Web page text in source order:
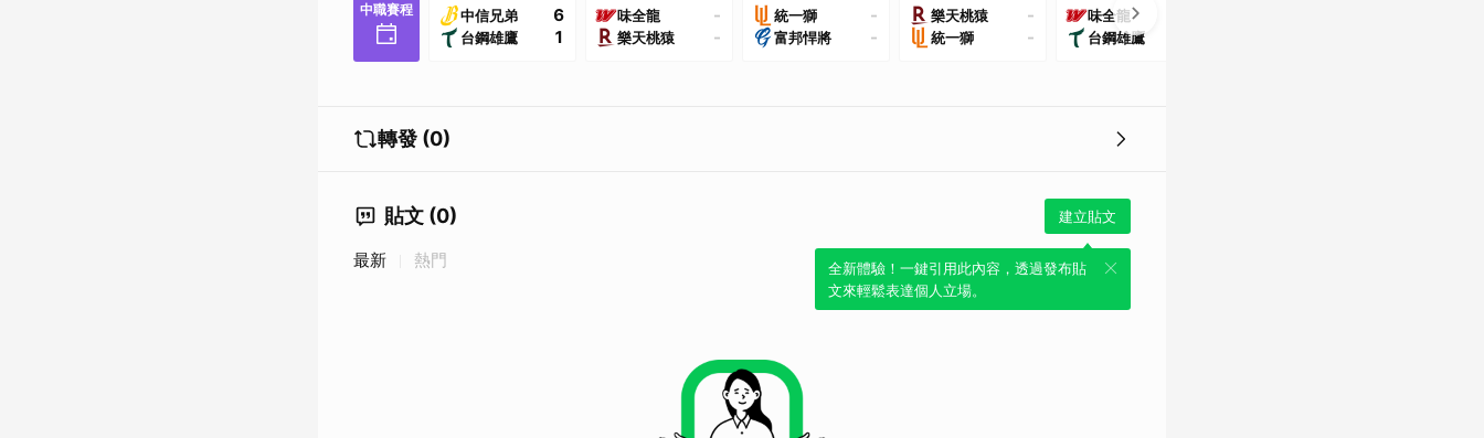
中職賽程
中信兄弟 6
台鋼雄鷹 1
味全龍 -
樂天桃猿 -
統一獅 -
富邦悍將 -
樂天桃猿 -
統一獅 -
味全龍
台鋼雄鷹
轉發 (0)
貼文 (0) 建立貼文
全新體驗！一鍵引用此內容，透過發布貼
文來輕鬆表達個人立場。
最新 熱門